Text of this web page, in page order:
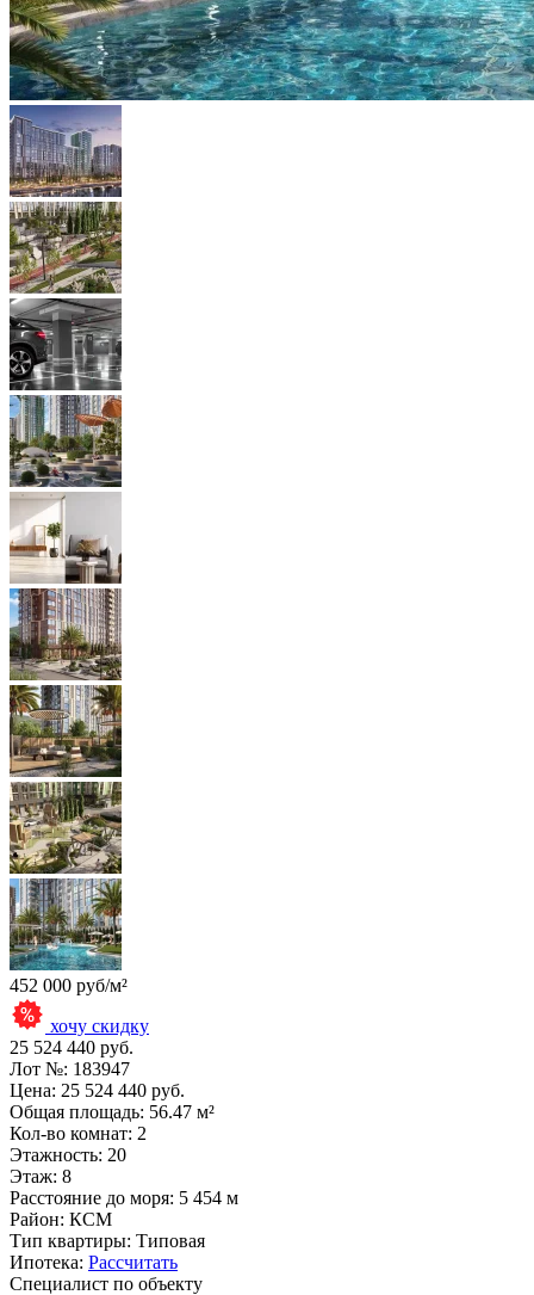
452 000 руб/м²
хочу скидку
25 524 440 руб.
Лот №: 183947
Цена: 25 524 440 руб.
Общая площадь: 56.47 м²
Кол-во комнат: 2
Этажность: 20
Этаж: 8
Расстояние до моря: 5 454 м
Район: КСМ
Тип квартиры: Типовая
Ипотека: Рассчитать
Специалист по объекту